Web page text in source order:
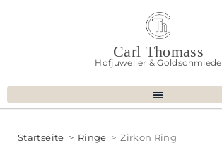
Carl Thomass
Hofjuwelier & Goldschmiede
Startseite > Ringe > Zirkon Ring